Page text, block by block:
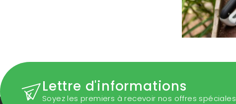
Lettre d'informations
Soyez les premiers à recevoir nos offres spéciales